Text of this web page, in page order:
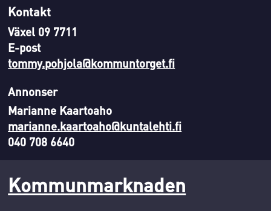
Kontakt
Växel 09 7711
E-post
tommy.pohjola@kommuntorget.fi
Annonser
Marianne Kaartoaho
marianne.kaartoaho@kuntalehti.fi
040 708 6640
Kommunmarknaden